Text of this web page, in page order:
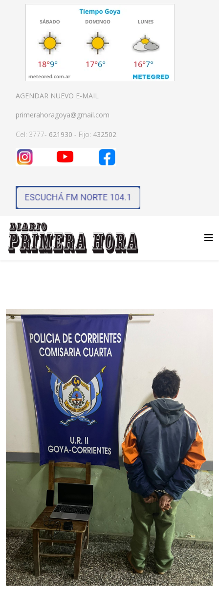
AGENDAR NUEVO E-MAIL
primerahoragoya@gmail.com
Cel: 3777- 621930 - Fijo: 432502